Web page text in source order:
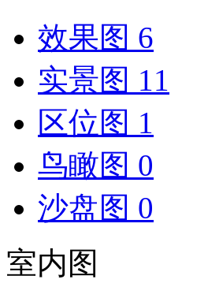
效果图 6
实景图 11
区位图 1
鸟瞰图 0
沙盘图 0
室内图